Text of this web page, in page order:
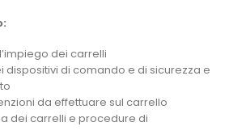
dei carrelli
dispositivi di comando e di sicurezza e
da effettuare sul carrello
dei carrelli e procedure di